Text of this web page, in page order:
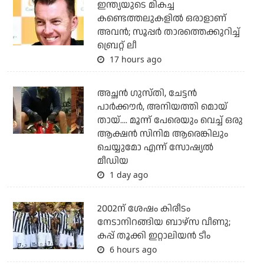
ഇന്ത്യയുടെ മികച്ച
കണ്ടെത്തലുകളില്‍ ഒരാളാണ്
അവന്‍; സൂപ്പര്‍ താരത്തെക്കുറിച്ച്
ബ്രെറ്റ് ലീ
17 hours ago
അച്ഛന്‍ ഗുസ്തി, ചേട്ടന്‍
പാര്‍ക്കൗര്‍, അനിയത്തി മൊയ്
തായ്.... മൂന്ന് പേരെയും വെച്ച് ഒരു
ആക്ഷന്‍ സിനിമ ആരെങ്കിലും
ചെയ്യുമോ എന്ന് സോഷ്യല്‍
മീഡിയ
1 day ago
2002ന് ശേഷം കിരീടം
നേടാനിറങ്ങിയ ബാഴ്സ വീണു;
കപ്പ് തൂക്കി ഇറ്റാലിയൻ ടീം
6 hours ago